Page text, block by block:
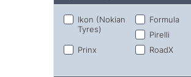
Ikon (Nokian
Tyres)
Formula
Pirelli
Prinx
RoadX